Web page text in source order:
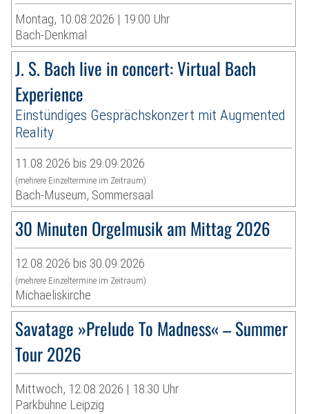
Montag, 10.08.2026 | 19:00 Uhr
Bach-Denkmal
J. S. Bach live in concert: Virtual Bach
Experience
Einstündiges Gesprächskonzert mit Augmented
Reality
11.08.2026 bis 29.09.2026
(mehrere Einzeltermine im Zeitraum)
Bach-Museum, Sommersaal
30 Minuten Orgelmusik am Mittag 2026
12.08.2026 bis 30.09.2026
(mehrere Einzeltermine im Zeitraum)
Michaeliskirche
Savatage »Prelude To Madness« – Summer
Tour 2026
Mittwoch, 12.08.2026 | 18:30 Uhr
Parkbühne Leipzig